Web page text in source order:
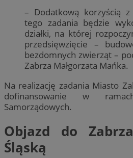
– Dodatkową korzyścią z
tego zadania będzie
działki, na której
przedsięwzięcie –
bezdomnych zwierząt –
Zabrza Małgorzata Mańka.
Na realizację zadania Miasto
dofinansowanie w
Samorządowych.
Objazd do
Śląską